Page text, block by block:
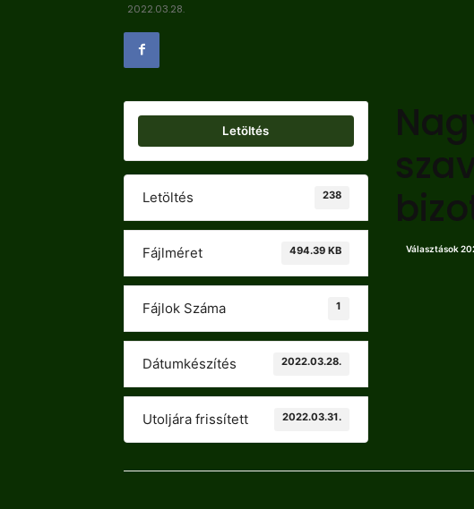
2022.03.28.
Letöltés
Letöltés 238
Fájlméret 494.39 KB
Fájlok Száma 1
Dátumkészítés 2022.03.28.
Utoljára frissített 2022.03.31.
Választások